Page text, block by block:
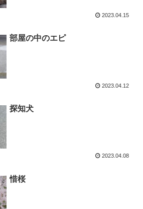
2023.04.15
部屋の中のエピ
2023.04.12
探知犬
2023.04.08
惜桜